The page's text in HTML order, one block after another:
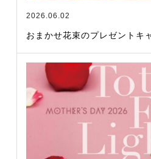
2026.06.02
おまかせ花束のプレゼントキ